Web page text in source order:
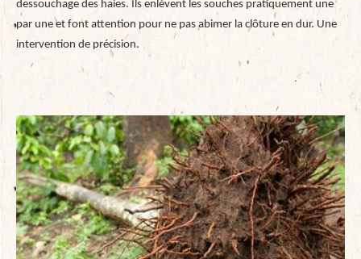
dessouchage des haies. Ils enlèvent les souches pratiquement une
par une et font attention pour ne pas abimer la clôture en dur. Une
intervention de précision.